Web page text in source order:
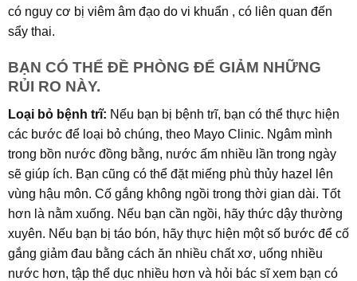
có nguy cơ bị viêm âm đạo do vi khuẩn , có liên quan đến
sẩy thai.
BẠN CÓ THỂ ĐỀ PHÒNG ĐỂ GIẢM NHỮNG
RỦI RO NÀY.
Loại bỏ bệnh trĩ: Nếu bạn bị bệnh trĩ, bạn có thể thực hiện
các bước để loại bỏ chúng, theo Mayo Clinic. Ngâm mình
trong bồn nước đồng bằng, nước ấm nhiều lần trong ngày
sẽ giúp ích. Bạn cũng có thể đặt miếng phù thủy hazel lên
vùng hậu môn. Cố gắng không ngồi trong thời gian dài. Tốt
hơn là nằm xuống. Nếu bạn cần ngồi, hãy thức dậy thường
xuyên. Nếu bạn bị táo bón, hãy thực hiện một số bước để cố
gắng giảm đau bằng cách ăn nhiều chất xơ, uống nhiều
nước hơn, tập thể dục nhiều hơn và hỏi bác sĩ xem bạn có